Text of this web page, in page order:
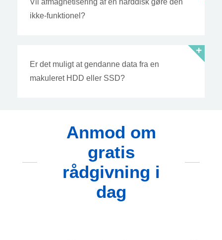
Vil afmagnetisering af en harddisk gøre den
ikke-funktionel?
Er det muligt at gendanne data fra en
makuleret HDD eller SSD?
Anmod om
gratis
rådgivning i
dag